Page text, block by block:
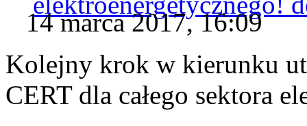
14 marca 2017, 16:09
Kolejny krok w kierunku
CERT dla całego sektora